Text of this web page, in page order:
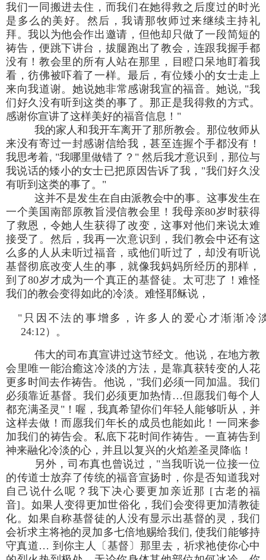
我们一同搬进去住，而我们在她得救之后度过的时光
是多么的美好。然后，我请那牧师过来继续主持礼
拜。我以为他会作出邀请，但他却只做了一段简短的
祷告，便跳下讲台，拔腿跑出了教会，连跟我握手都
没有！教会里的所有人站在那里，目瞪口呆地盯着我
看，彷佛被吓着了一样。最后，有位矮小的女士走上
来向我道谢。她说她非常感谢我宣的福音。她说, "我
们好久没有听到这类的事了。那正是我得救的方式。
感谢你宣讲了这样美好的福音信息！"
我的家人和我开车离开了那所教会。那位牧师从
来没有寄过一封感谢信给我，甚至连握个手都没有！
我思考着, "我哪里做错了？" 然后我才意识到，那位与
我说话的矮小的女士已把原因告诉了我，"我们好久没
有听到这类的事了。"
这并不是发生在自由派教会中的事。这事发生在
一个美国南部原教旨浸信教会里！我母亲80岁时获得
了救恩，令她人生获得了改变，这事对他们来说太难
接受了。然后，我再一次意识到，我们教会中还有这
么多的人从未听过福音，或他们听过了，却没有听说
基督彻底改变人生的事，就像我妈妈所经历的那样，
到了80岁才成为一个真正的基督徒。太可悲了！难怪
我们的教会变得如此的冷淡。难怪耶稣说，
"只因不法的事增多，许多人的爱心才渐渐冷
24:12）。
伟大的司布真宣讲过这节经文。他说，在地方教
会里唯一能治癒这冷淡的方法，是靠真获转变的人花
更多时间去作祷告。他说，"我们必须一同加温。我们
必须靠近基督。我们必须更加热情…但愿我们每个人
都充满圣灵"！喔，我真希望你们年轻人能够听从，并
这样去做！而愿我们年长的成员也能如此！一同来参
加我们的祷告会。私底下花时间作祷告。一直祷告到
神来融化冷淡的心，并且以复兴的火焰差圣灵降临！
另外，司布真也曾说过，"当我听说一位接一位
的传道士放弃了传统的福音宣扬时，你是否知道我对
自己说什么呢？我下决心要更加亲近那 [古老的福
音]。如果人变得更加世俗化，我们会变得更加清教徒
化。如果自称基督徒的人没有显示出基督的灵，我们
会祈求主将祂的灵加多七倍地赐给我们, 使我们能够持
守真道… 到你主人〔基督〕那里去，祈求祂使你心中